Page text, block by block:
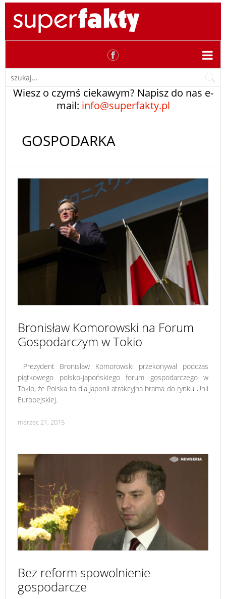
Wiesz o czymś ciekawym? Napisz do nas e-
mail: info@superfakty.pl
GOSPODARKA
Bronisław Komorowski na Forum
Gospodarczym w Tokio
Prezydent Bronisław Komorowski przekonywał podczas
piątkowego polsko-japońskiego forum gospodarczego w
Tokio, że Polska to dla Japonii atrakcyjna brama do rynku Unii
Europejskiej.
marzec 21, 2015
Bez reform spowolnienie
gospodarcze